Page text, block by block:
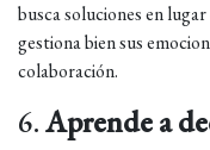
busca soluciones en
gestiona bien sus
colaboración.
6.Aprende a